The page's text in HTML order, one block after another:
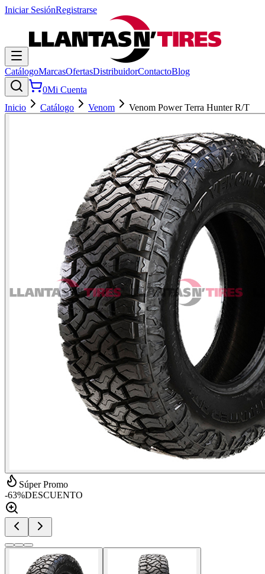
Iniciar SesiónRegistrarse
CatálogoMarcasOfertasDistribuidorContactoBlog
0Mi Cuenta
Inicio
Catálogo Venom Venom Power Terra Hunter R/T
Súper Promo
-63%DESCUENTO